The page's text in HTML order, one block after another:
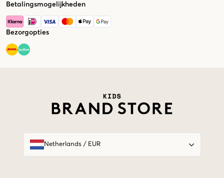
Betalingsmogelijkheden
Bezorgopties
Netherlands/ EUR